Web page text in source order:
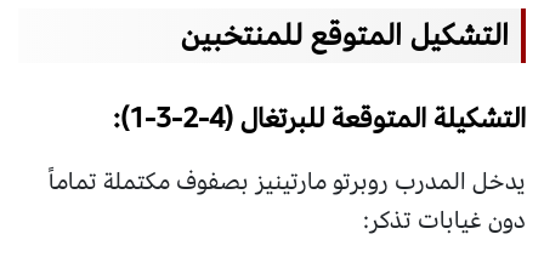
التشكيل المتوقع للمنتخبين
التشكيلة المتوقعة للبرتغال (4-2-3-1):
يدخل المدرب روبرتو مارتينيز بصفوف مكتملة تماماً
دون غيابات تذكر: